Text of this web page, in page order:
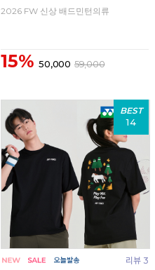
2026 FW 신상 배드민턴의류
15% 50,000 59,000
BEST
14
리뷰 3